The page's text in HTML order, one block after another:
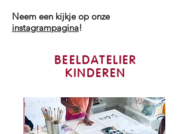
Neem een kijkje op onze
instagrampagina!
BEELDATELIER
KINDEREN